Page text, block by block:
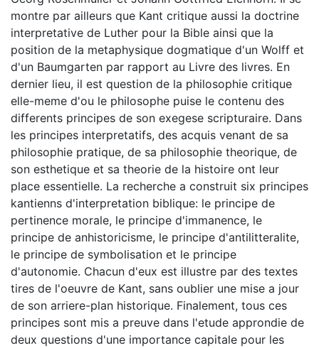
montre par ailleurs que Kant critique aussi la doctrine
interpretative de Luther pour la Bible ainsi que la
position de la metaphysique dogmatique d'un Wolff et
d'un Baumgarten par rapport au Livre des livres. En
dernier lieu, il est question de la philosophie critique
elle-meme d'ou le philosophe puise le contenu des
differents principes de son exegese scripturaire. Dans
les principes interpretatifs, des acquis venant de sa
philosophie pratique, de sa philosophie theorique, de
son esthetique et sa theorie de la histoire ont leur
place essentielle. La recherche a construit six principes
kantienns d'interpretation biblique: le principe de
pertinence morale, le principe d'immanence, le
principe de anhistoricisme, le principe d'antilitteralite,
le principe de symbolisation et le principe
d'autonomie. Chacun d'eux est illustre par des textes
tires de l'oeuvre de Kant, sans oublier une mise a jour
de son arriere-plan historique. Finalement, tous ces
principes sont mis a preuve dans l'etude approndie de
deux questions d'une importance capitale pour les